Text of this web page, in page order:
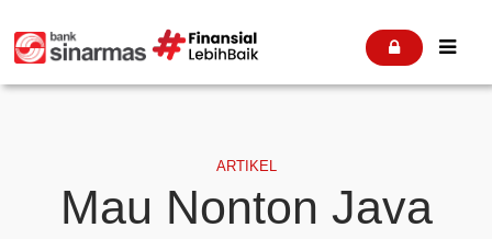
 
ARTIKEL
Mau Nonton Java